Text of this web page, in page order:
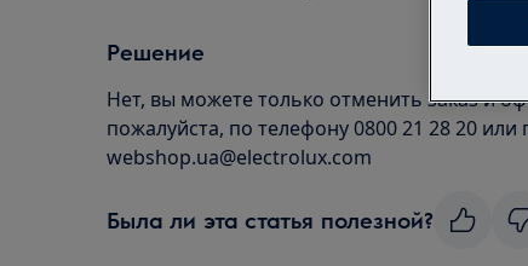
Решение
Нет, вы можете только отменить заказ и
пожалуйста, по телефону 0800 21 28 20
webshop.ua@electrolux.com
Была ли эта статья полезной?